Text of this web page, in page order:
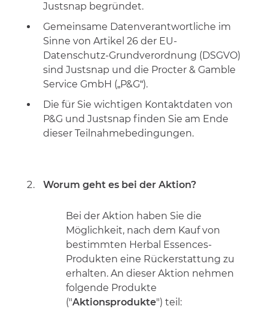
Justsnap begründet.
Gemeinsame Datenverantwortliche im
Sinne von Artikel 26 der EU-
Datenschutz-Grundverordnung (DSGVO)
sind Justsnap und die Procter & Gamble
Service GmbH („P&G“).
Die für Sie wichtigen Kontaktdaten von
P&G und Justsnap finden Sie am Ende
dieser Teilnahmebedingungen.
Worum geht es bei der Aktion?
Bei der Aktion haben Sie die
Möglichkeit, nach dem Kauf von
bestimmten Herbal Essences-
Produkten eine Rückerstattung zu
erhalten. An dieser Aktion nehmen
folgende Produkte
("Aktionsprodukte") teil: